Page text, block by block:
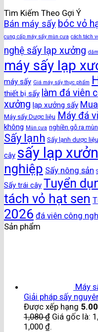
Tìm Kiếm Theo Gợi Ý
Bán máy sấy bóc vỏ
cung cấp máy sấy mùn cưa cách tách
nghệ sấy lạp xưởng
máy sấy lạp
máy sấy Giá máy sấy thực phẩm
thiết bị sấy làm đá viên
xưởng lạp xưởng sấy
Máy sấy Dược liệu Máy đá
không Mùn cưa nghiền gỗ ra
Sấy lạnh Sấy lạnh dược liệu
cây sấy lạp
nghiệp Sấy nông sản
Sấy trái cây Tuyển
tách vỏ hạt sen
2026 đá viên công
Sản phẩm
Máy
Giải pháp sấy
Được xếp hạng 5.00
1,080₫ Giá gốc là:
1,000 ₫.